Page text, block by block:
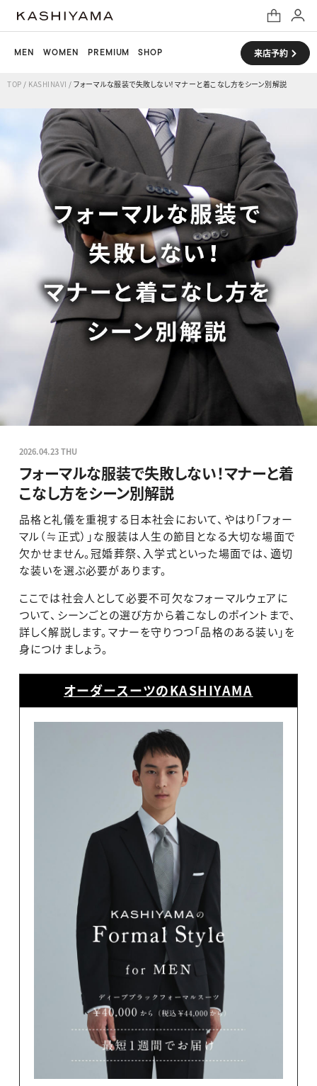
MEN WOMEN PREMIUM SHOP 来店予約
TOP / KASHINAVI / フォーマルな服装で失敗しない！マナーと着こなし方をシーン別解説
2026.04.23 THU
フォーマルな服装で失敗しない！マナーと着
こなし方をシーン別解説
品格と礼儀を重視する日本社会において、やはり「フォー
マル（≒正式）」な服装は人生の節目となる大切な場面で
欠かせません。冠婚葬祭、入学式といった場面では、適切
な装いを選ぶ必要があります。
ここでは社会人として必要不可欠なフォーマルウェアに
ついて、シーンごとの選び方から着こなしのポイントまで、
詳しく解説します。マナーを守りつつ「品格のある装い」を
身につけましょう。
オーダースーツのKASHIYAMA